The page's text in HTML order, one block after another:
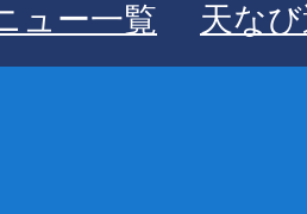
ュー一覧
天な